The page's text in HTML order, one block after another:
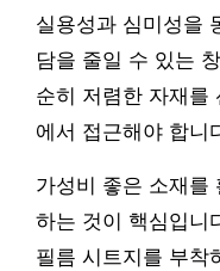
실용성과 심미성을
담을 줄일 수 있는
순히 저렴한 자재를
에서 접근해야 합니
가성비 좋은 소재를
하는 것이 핵심입니
필름 시트지를 부착